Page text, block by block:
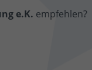
e.K. empfehlen?